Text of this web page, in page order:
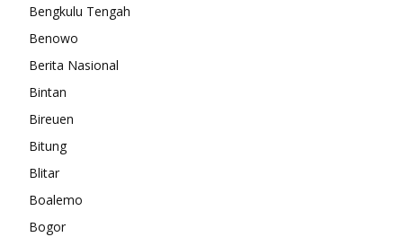
Bengkulu Tengah
Benowo
Berita Nasional
Bintan
Bireuen
Bitung
Blitar
Boalemo
Bogor